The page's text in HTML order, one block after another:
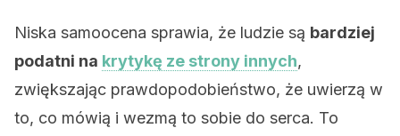
Niska samoocena sprawia, że ludzie są bardziej
podatni na krytykę ze strony innych,
zwiększając prawdopodobieństwo, że uwierzą w
to, co mówią i wezmą to sobie do serca. To